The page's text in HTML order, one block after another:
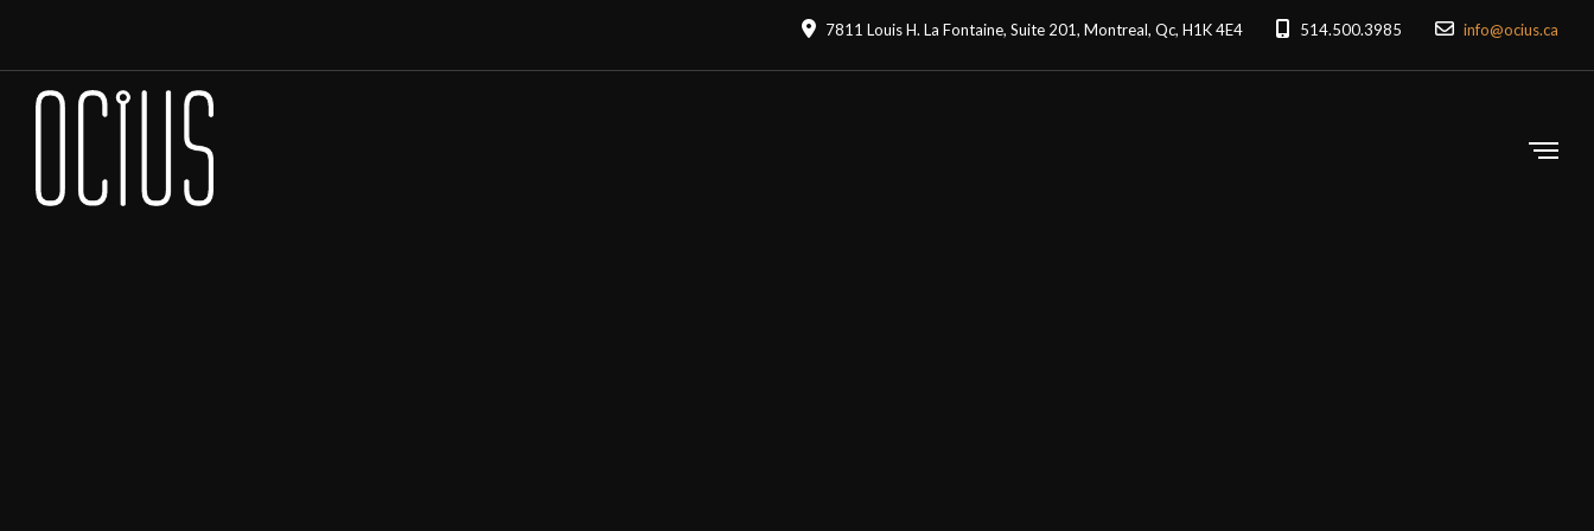
7811 Louis H. La Fontaine, Suite 201, Montreal, Qc, H1K 4E4 514.500.3985 info@ocius.ca